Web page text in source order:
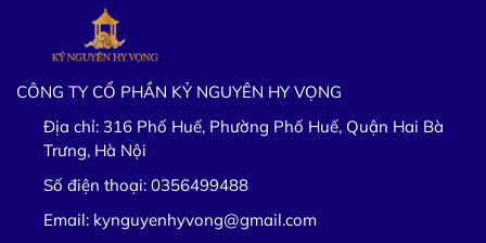
CÔNG TY CỔ PHẦN KỶ NGUYÊN HY VỌNG
Địa chỉ: 316 Phố Huế, Phường Phố Huế, Quận Hai Bà
Trưng, Hà Nội
Số điện thoại: 0356499488
Email: kynguyenhyvong@gmail.com